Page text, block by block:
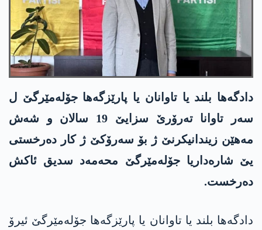
دادگەھا بلند یا تاوانان یا پارێزگەھا جۆلەمێرگێ ل
سەر تاوانا تەرۆرێ سزایێ 19 سالان و شەش
مەھێن زیندانیکرنێ ژ بۆ سەرۆکێ ژ کار دەرخستی
یێ شارەداریا جۆلەمێرگێ محەمەد سدیق ئاکش
دەرخست.
دادگەھا بلند یا تاوانان یا پارێزگەھا جۆلەمێرگێ ئیرۆ